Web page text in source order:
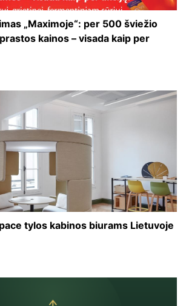
„Maximoje“: per 500 šviežio
kainos – visada kaip per
tylos kabinos biurams Lietuvoje